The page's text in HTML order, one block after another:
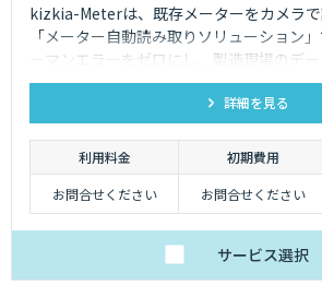
kizkia-Meterは、既存メーターをカメラ
「メーター自動読み取りソリューション
ーマンエラーをゼロにし、製造現場のデ
させます。
詳細を見る
利用料金 初期費用
お問合せください
お問合せください
サービス選択